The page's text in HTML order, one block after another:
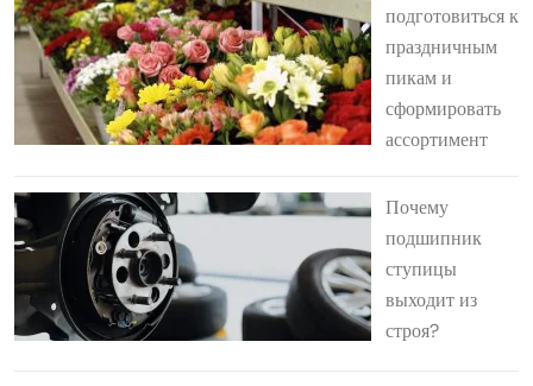
подготовиться к
праздничным
пикам и
сформировать
ассортимент
Почему
подшипник
ступицы
выходит из
строя?